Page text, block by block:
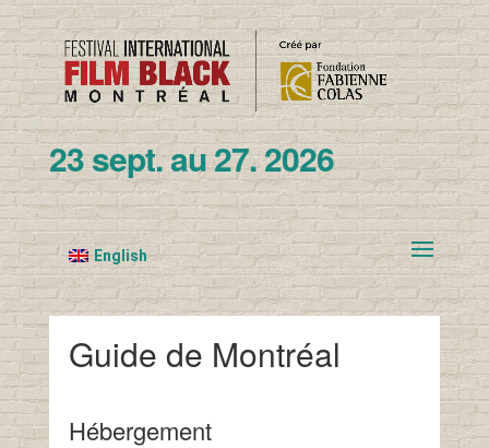
23 sept. au 27. 2026
English
Guide de Montréal
Hébergement